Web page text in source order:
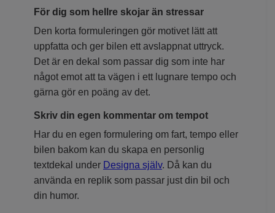
För dig som hellre skojar än stressar
Den korta formuleringen gör motivet lätt att
uppfatta och ger bilen ett avslappnat uttryck.
Det är en dekal som passar dig som inte har
något emot att ta vägen i ett lugnare tempo och
gärna gör en poäng av det.
Skriv din egen kommentar om tempot
Har du en egen formulering om fart, tempo eller
bilen bakom kan du skapa en personlig
textdekal under Designa själv. Då kan du
använda en replik som passar just din bil och
din humor.